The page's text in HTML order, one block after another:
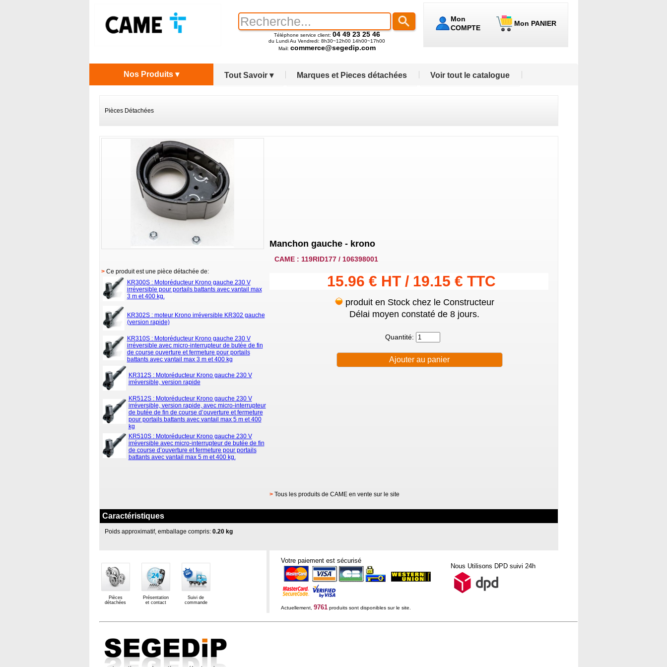
Mon
COMPTE
Mon PANIER
Téléphone service client: 04 49 23 25 46
du Lundi Au Vendredi: 8h30~12h00 14h00~17h00
Mail: commerce@segedip.com
Tout Savoir ▾ Marques et Pieces détachées Voir tout le catalogue
Nos Produits ▾
Pièces Détachées
>Ce produit est une pièce détachée de:
KR300S : Motoréducteur Krono gauche 230 V
irréversible pour portails battants avec vantail max
3 m et 400 kg.
KR302S : moteur Krono irréversible KR302 gauche
(version rapide)
KR310S : Motoréducteur Krono gauche 230 V
irréversible avec micro-interrupteur de butée de fin
de course ouverture et fermeture pour portails
battants avec vantail max 3 m et 400 kg
KR312S : Motoréducteur Krono gauche 230 V
irréversible, version rapide
KR512S : Motoréducteur Krono gauche 230 V
irréversible, version rapide, avec micro-interrupteur
de butée de fin de course d’ouverture et fermeture
pour portails battants avec vantail max 5 m et 400
kg
KR510S : Motoréducteur Krono gauche 230 V
irréversible avec micro-interrupteur de butée de fin
de course d’ouverture et fermeture pour portails
battants avec vantail max 5 m et 400 kg.
Manchon gauche - krono
CAME : 119RID177 / 106398001
15.96 € HT / 19.15 € TTC
produit en Stock chez le Constructeur
Délai moyen constaté de 8 jours.
Quantité:
> Tous les produits de CAME en vente sur le site
Caractéristiques
Poids approximatif, emballage compris:0.20 kg
Pièces
détachées
Présentation
et contact
Suivi de
commande
Votre paiement est sécurisé
Nous Utilisons DPD suivi 24h
Actuellement, 9761produits sont disponibles sur le site.